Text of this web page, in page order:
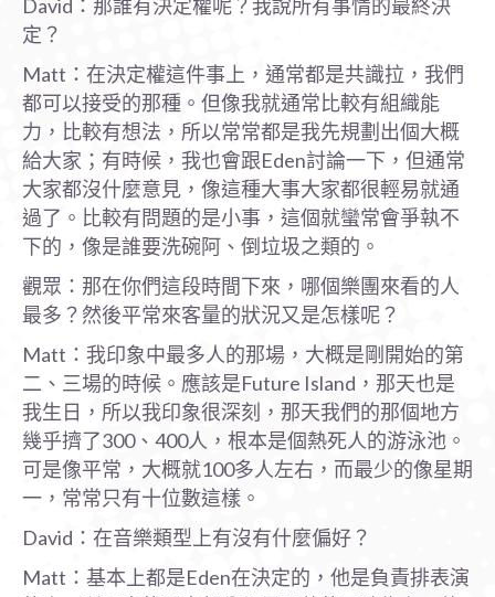
David：那誰有決定權呢？我說所有事情的最終決
定？
Matt：在決定權這件事上，通常都是共識拉，我們
都可以接受的那種。但像我就通常比較有組織能
力，比較有想法，所以常常都是我先規劃出個大概
給大家；有時候，我也會跟Eden討論一下，但通常
大家都沒什麼意見，像這種大事大家都很輕易就通
過了。比較有問題的是小事，這個就蠻常會爭執不
下的，像是誰要洗碗阿、倒垃圾之類的。
觀眾：那在你們這段時間下來，哪個樂團來看的人
最多？然後平常來客量的狀況又是怎樣呢？
Matt：我印象中最多人的那場，大概是剛開始的第
二、三場的時候。應該是Future Island，那天也是
我生日，所以我印象很深刻，那天我們的那個地方
幾乎擠了300、400人，根本是個熱死人的游泳池。
可是像平常，大概就100多人左右，而最少的像星期
一，常常只有十位數這樣。
David：在音樂類型上有沒有什麼偏好？
Matt：基本上都是Eden在決定的，他是負責排表演